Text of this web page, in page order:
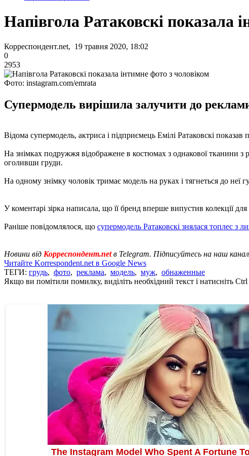
Напівгола Ратаковскі показала
Корреспондент.net, 19 травня 2020, 18:02
0
2953
Фото: instagram.com/emrata
Супермодель вирішила залучити до
Відома супермодель, актриса і підприємець Емілі Ратаковскі показав
На знімках подружжя відображене в костюмах з однакової тканини з
оголивши груди.
На одному знімку чоловік тримає модель на руках і тягнеться до неї
У коментарі зірка написала, що її бренд вперше випустив колекції для
Раніше повідомлялося, що супермодель Ратаковскі знялася топлес з
Новини від Корреспондент.netв Telegram. Підписуйтесь на наш канал
Читайте Korrespondent.net в Google News
ТЕГИ: грудь, фото, реклама, модель, муж, обнаженные
Якщо ви помітили помилку, виділіть необхідний текст і натисніть